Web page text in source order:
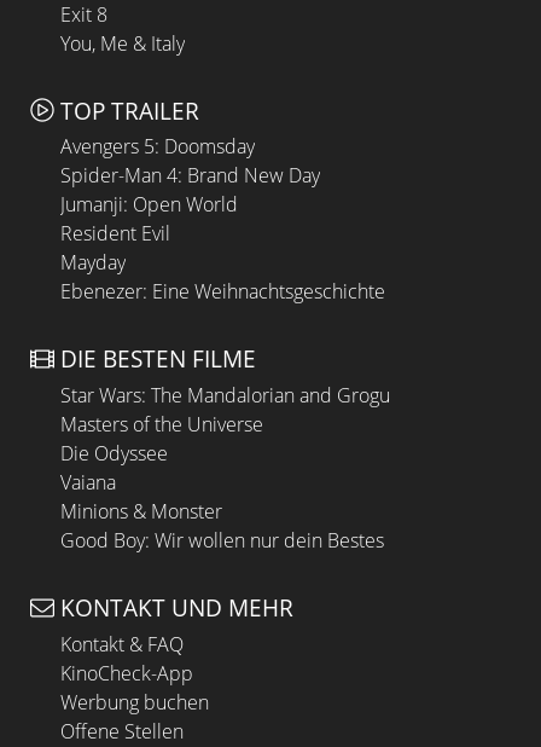
Exit 8
You, Me & Italy
TOP TRAILER
Avengers 5: Doomsday
Spider-Man 4: Brand New Day
Jumanji: Open World
Resident Evil
Mayday
Ebenezer: Eine Weihnachtsgeschichte
DIE BESTEN FILME
Star Wars: The Mandalorian and Grogu
Masters of the Universe
Die Odyssee
Vaiana
Minions & Monster
Good Boy: Wir wollen nur dein Bestes
KONTAKT UND MEHR
Kontakt & FAQ
KinoCheck-App
Werbung buchen
Offene Stellen